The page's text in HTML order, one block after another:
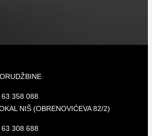
63 358 088
NIŠ (OBRENOVIĆEVA 82/2)
63 308 688